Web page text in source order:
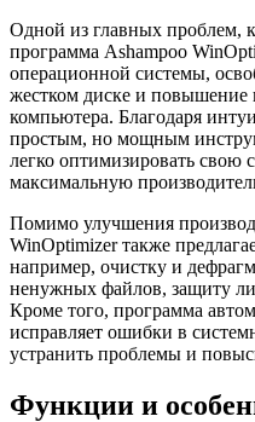
Одной из главных проблем,
программа Ashampoo
операционной системы,
жестком диске и повышение
компьютера. Благодаря
простым, но мощным
легко оптимизировать свою
максимальную
Помимо улучшения
WinOptimizer также
например, очистку и
ненужных файлов, защиту
Кроме того, программа
исправляет ошибки в
устранить проблемы и
Функции и